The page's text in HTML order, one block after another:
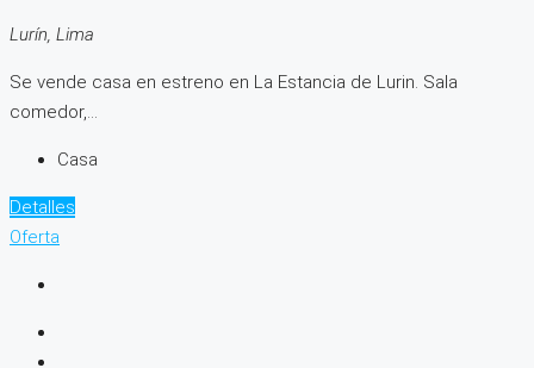
Lurín, Lima
Se vende casa en estreno en La Estancia de Lurin. Sala
comedor,...
Casa
Detalles
Oferta